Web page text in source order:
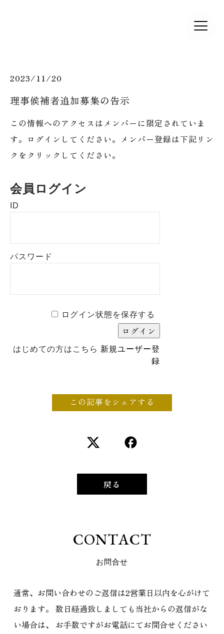
2023/11/20
理事候補者追加募集の告示
この情報へのアクセスはメンバーに限定されていま
す。ログインしてください。メンバー登録は下記リン
クをクリックしてください。
会員ログイン
ID
パスワード
ログイン状態を保存する
はじめての方はこちら 新規ユーザー登
録
この記事をシェアする
戻る
CONTACT
お問合せ
通常、お問い合わせのご返信は2営業日以内を心がけて
おります。 数日経過致しましても当社からの返信がな
い場合は、
お手数ですがお電話にてお問合せください